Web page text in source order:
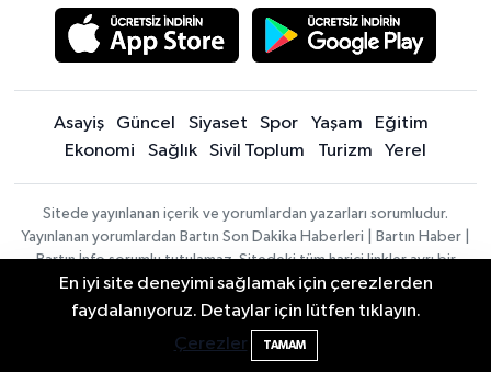
Asayiş Güncel Siyaset Spor Yaşam
Eğitim
Ekonomi
Sağlık Sivil Toplum Turizm Yerel
Sitede yayınlanan içerik ve yorumlardan yazarları sorumludur.
Yayınlanan yorumlardan Bartın Son Dakika Haberleri | Bartın Haber |
Bartın İnfo sorumlu tutulamaz. Sitedeki tüm harici linkler ayrı bir
sayfada açılır. Sitemizde yayınlanan haber, köşe yazıları ve
fotoğraflar izin alınmaksızın kaynak gösterilse dahi, herhangi bir
ortamda kullanılamaz ve yayınlanamaz
En iyi site deneyimi sağlamak için çerezlerden
faydalanıyoruz. Detaylar için lütfen tıklayın.
Çerezler
TAMAM
Elektrik arızasını onanırken akıma kapılan